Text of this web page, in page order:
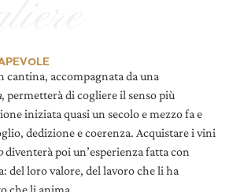
cantina, accompagnata da una
, permetterà di cogliere il senso più
iniziata quasi un secolo e mezzo fa e
dedizione e coerenza. Acquistare i vini
diventerà poi un’esperienza fatta con
del loro valore, del lavoro che li ha
che li anima.